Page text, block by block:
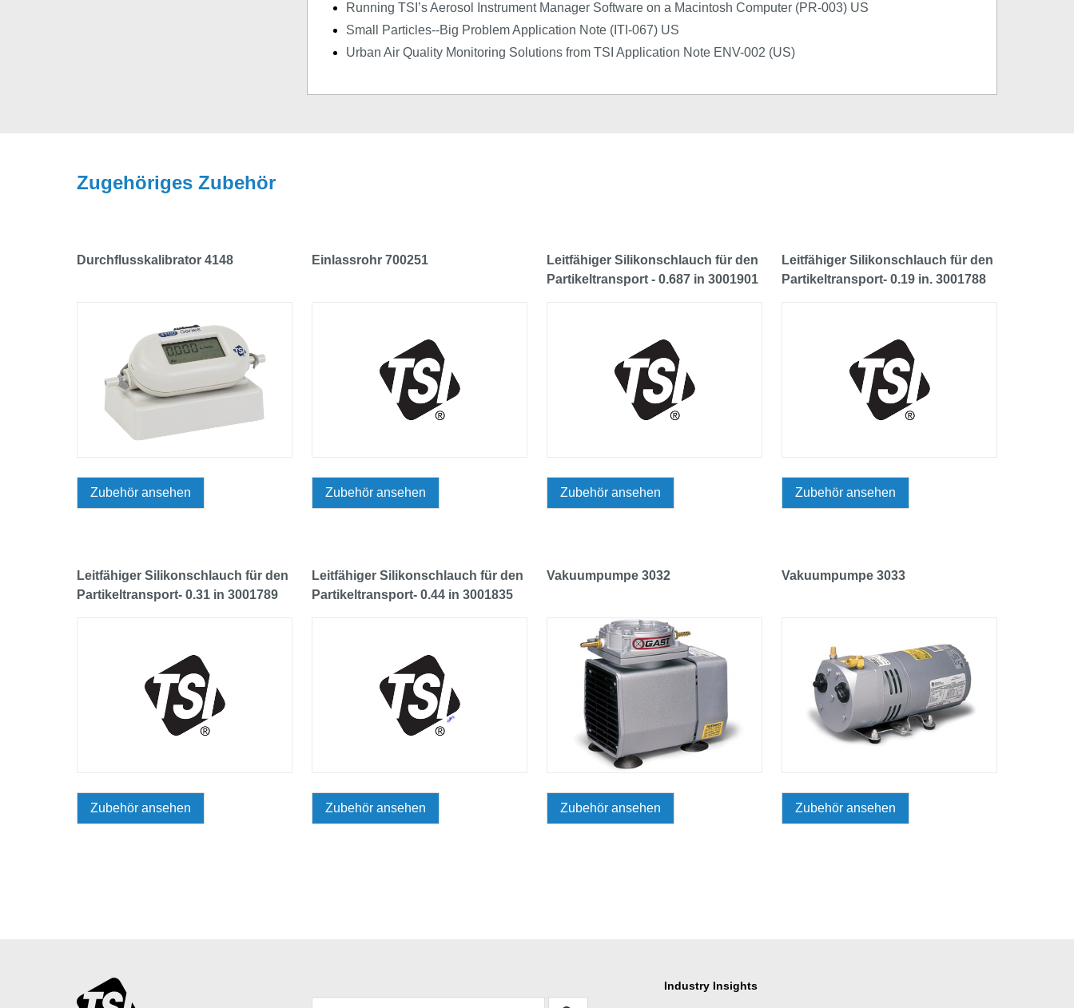
Running TSI’s Aerosol Instrument Manager Software on a Macintosh Computer (PR-003) US
Small Particles--Big Problem Application Note (ITI-067) US
Urban Air Quality Monitoring Solutions from TSI Application Note ENV-002 (US)
Zugehöriges Zubehör
Durchflusskalibrator 4148
Zubehör ansehen
Einlassrohr 700251
Zubehör ansehen
Leitfähiger Silikonschlauch für den
Partikeltransport - 0.687 in 3001901
Zubehör ansehen
Leitfähiger Silikonschlauch für den
Partikeltransport- 0.19 in. 3001788
Zubehör ansehen
Leitfähiger Silikonschlauch für den
Partikeltransport- 0.31 in 3001789
Zubehör ansehen
Leitfähiger Silikonschlauch für den
Partikeltransport- 0.44 in 3001835
Zubehör ansehen
Vakuumpumpe 3032
Zubehör ansehen
Vakuumpumpe 3033
Zubehör ansehen
Industry Insights